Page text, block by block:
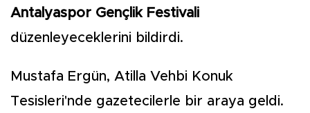
Antalyaspor Gençlik Festivali
düzenleyeceklerini bildirdi.
Mustafa Ergün, Atilla Vehbi Konuk
Tesisleri'nde gazetecilerle bir araya geldi.